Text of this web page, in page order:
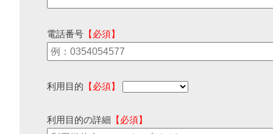
電話番号 【必須】
利用目的 【必須】
利用目的の詳細 【必須】